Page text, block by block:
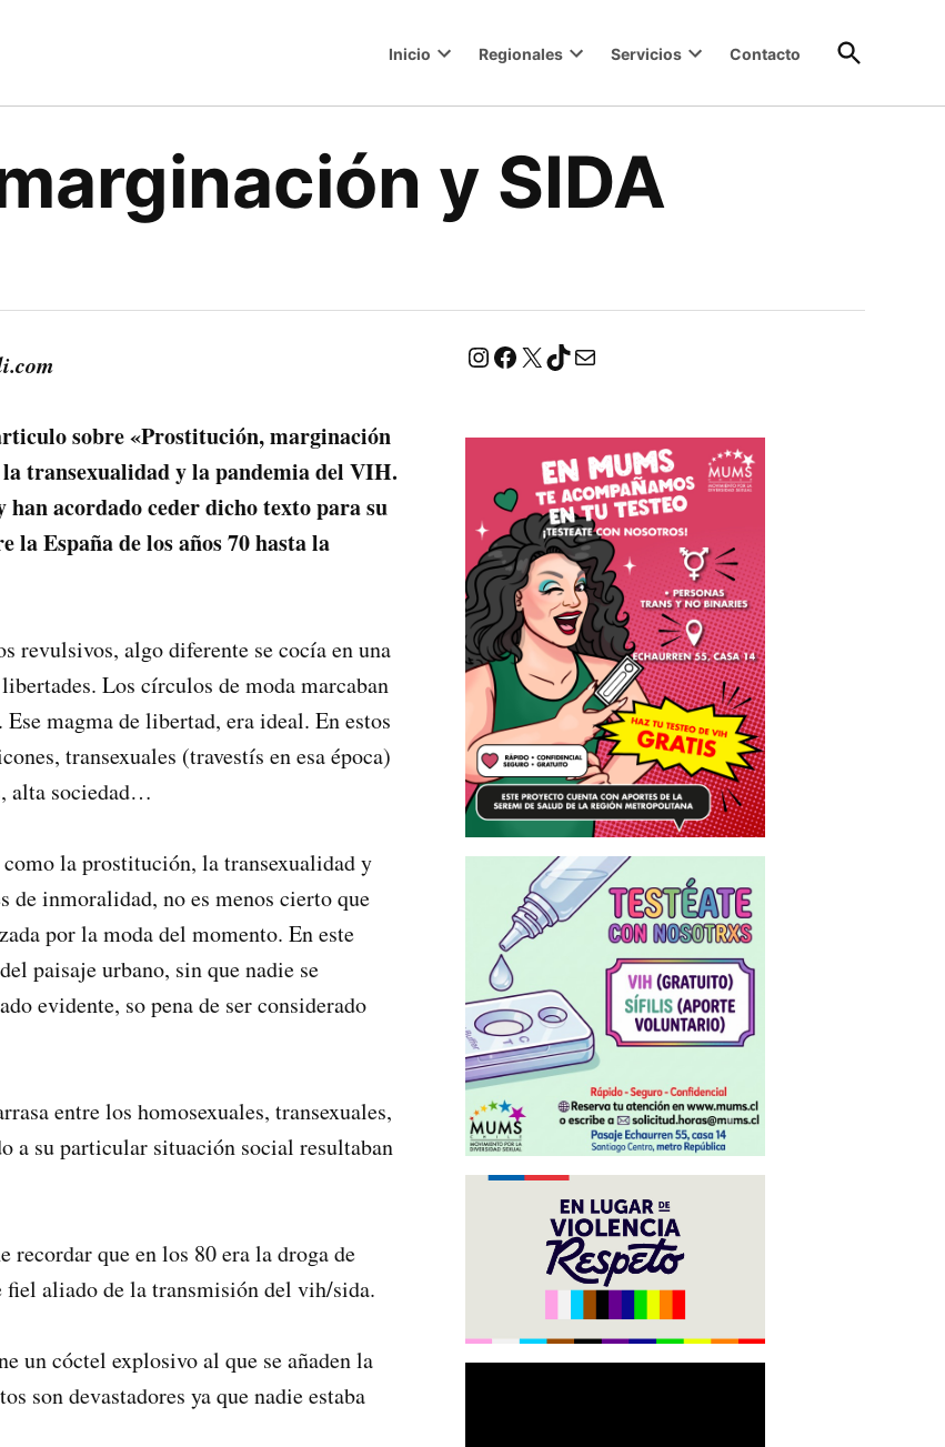
Inicio Regionales Servicios Contacto
Open
Search
y SIDA
sobre «Prostitución, marginación
transexualidad y la pandemia del VIH.
acordado ceder dicho texto para su
España de los años 70 hasta la
revulsivos, algo diferente se cocía en una
Los círculos de moda marcaban
magma de libertad, era ideal. En estos
transexuales (travestís en esa época)
alta sociedad…
la prostitución, la transexualidad y
de inmoralidad, no es menos cierto que
por la moda del momento. En este
paisaje urbano, sin que nadie se
evidente, so pena de ser considerado
entre los homosexuales, transexuales,
a su particular situación social resultaban
que en los 80 era la droga de
fiel aliado de la transmisión del vih/sida.
un cóctel explosivo al que se añaden la
son devastadores ya que nadie estaba
Instagram
Facebook
X TikTok
Correo electrónico